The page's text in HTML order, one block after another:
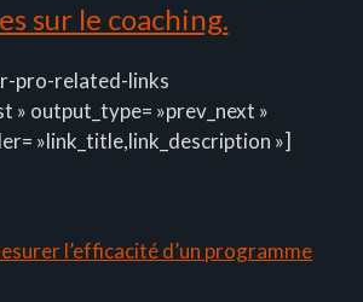
sur le coaching.
pro-related-links
» output_type= »prev_next »
»link_title,link_description »]
l’efficacité d’un programme